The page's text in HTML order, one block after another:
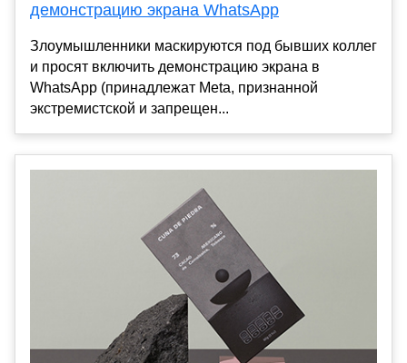
демонстрацию экрана WhatsApp
Злоумышленники маскируются под бывших коллег
и просят включить демонстрацию экрана в
WhatsApp (принадлежат Meta, признанной
экстремистской и запрещен...